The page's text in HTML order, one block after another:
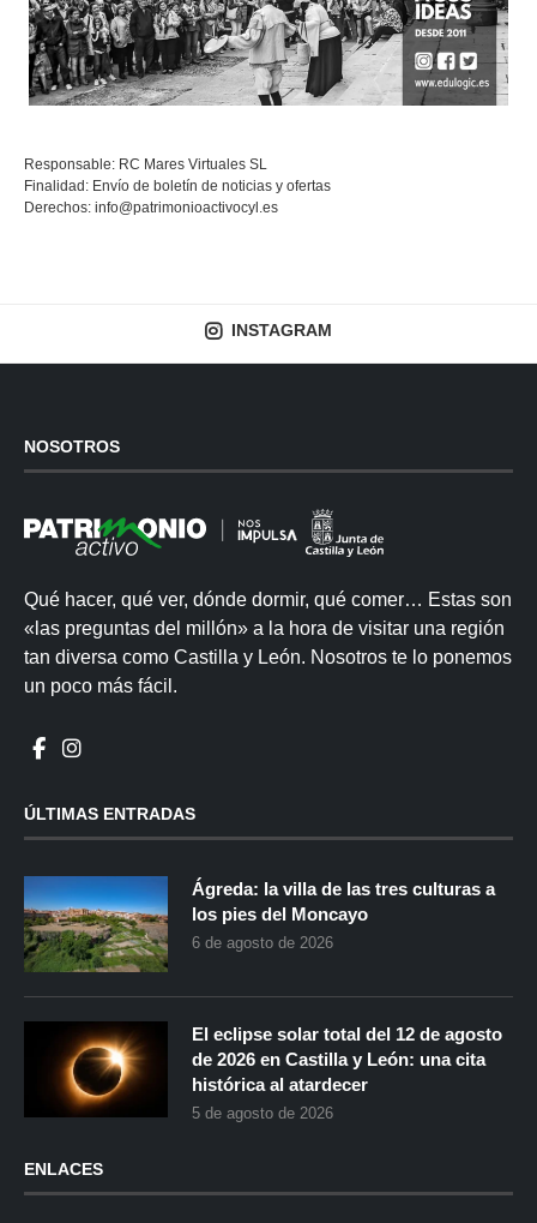
Responsable: RC Mares Virtuales SL
Finalidad: Envío de boletín de noticias y ofertas
Derechos: info@patrimonioactivocyl.es
INSTAGRAM
NOSOTROS
Qué hacer, qué ver, dónde dormir, qué comer… Estas son
«las preguntas del millón» a la hora de visitar una región
tan diversa como Castilla y León. Nosotros te lo ponemos
un poco más fácil.
ÚLTIMAS ENTRADAS
Ágreda: la villa de las tres culturas a
los pies del Moncayo
6 de agosto de 2026
El eclipse solar total del 12 de agosto
de 2026 en Castilla y León: una cita
histórica al atardecer
5 de agosto de 2026
ENLACES